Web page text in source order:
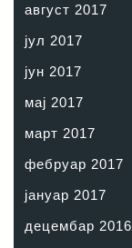
август 2017
јул 2017
јун 2017
мај 2017
март 2017
фебруар 2017
јануар 2017
децембар 2016